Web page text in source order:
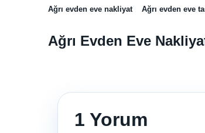
Ağrı evden eve nakliyat Ağrı evden eve
Ağrı Evden Eve
1 Yorum